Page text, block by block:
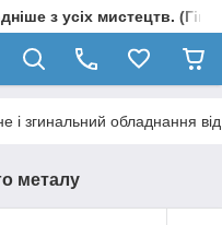
з усіх мистецтв.
і згинальний обладнання
металу